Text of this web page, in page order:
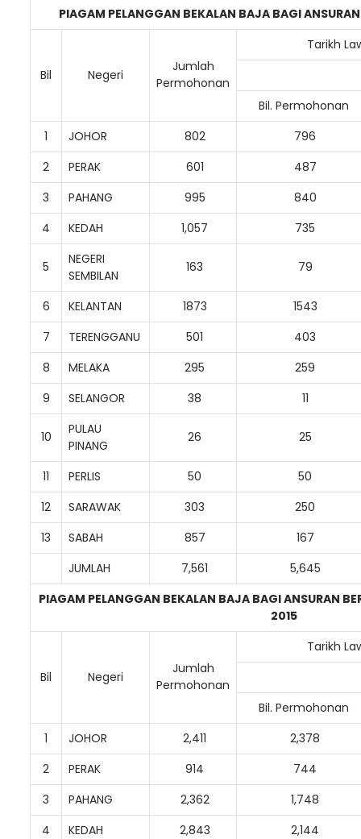
PIAGAM PELANGGAN BEKALAN BAJA BAGI
Bil Negeri
Jumlah
Permohonan
Tarikh
Bil. Permohonan
1
JOHOR 802
796
2
PERAK 601
487
3
PAHANG 995
840
4
KEDAH 1,057 735
5
NEGERI
SEMBILAN
163 79
6 KELANTAN 1873
1543
7
TERENGGANU 501
403
8
MELAKA 295
259
9
SELANGOR 38 11
10
PULAU
PINANG
26 25
11 PERLIS 50
50
12
SARAWAK 303
250
13
SABAH 857
167
JUMLAH
7,561
5,645
PIAGAM PELANGGAN BEKALAN BAJA BAGI ANSURAN
2015
Bil Negeri
Jumlah
Permohonan
Tarikh
Bil. Permohonan
1
JOHOR 2,411
2,378
2
PERAK 914
744
3
PAHANG 2,362
1,748
4
KEDAH 2,843 2,144